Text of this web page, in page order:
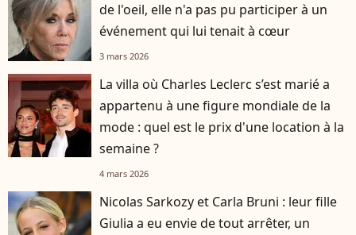
de l'oeil, elle n'a pas pu participer à un
événement qui lui tenait à cœur
3 mars 2026
La villa où Charles Leclerc s’est marié a
appartenu à une figure mondiale de la
mode : quel est le prix d'une location à la
semaine ?
4 mars 2026
Nicolas Sarkozy et Carla Bruni : leur fille
Giulia a eu envie de tout arrêter, un